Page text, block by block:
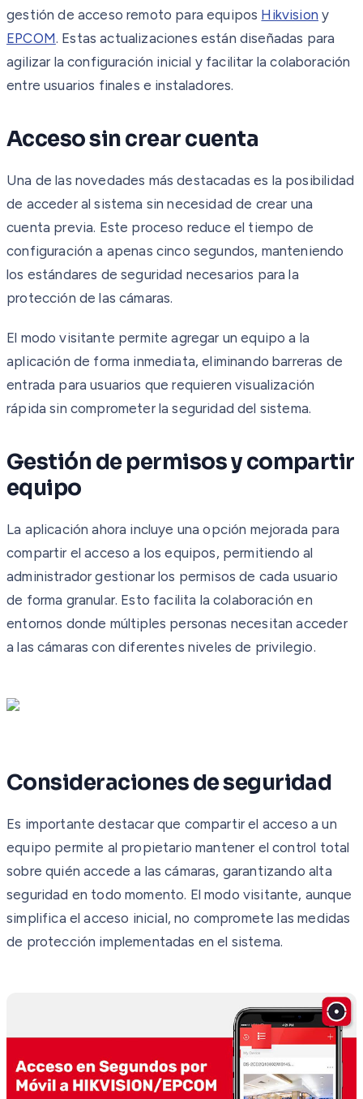
gestión de acceso remoto para equipos Hikvision y
EPCOM. Estas actualizaciones están diseñadas para
agilizar la configuración inicial y facilitar la colaboración
entre usuarios finales e instaladores.
Acceso sin crear cuenta
Una de las novedades más destacadas es la posibilidad
de acceder al sistema sin necesidad de crear una
cuenta previa. Este proceso reduce el tiempo de
configuración a apenas cinco segundos, manteniendo
los estándares de seguridad necesarios para la
protección de las cámaras.
El modo visitante permite agregar un equipo a la
aplicación de forma inmediata, eliminando barreras de
entrada para usuarios que requieren visualización
rápida sin comprometer la seguridad del sistema.
Gestión de permisos y compartir
equipo
La aplicación ahora incluye una opción mejorada para
compartir el acceso a los equipos, permitiendo al
administrador gestionar los permisos de cada usuario
de forma granular. Esto facilita la colaboración en
entornos donde múltiples personas necesitan acceder
a las cámaras con diferentes niveles de privilegio.
Consideraciones de seguridad
Es importante destacar que compartir el acceso a un
equipo permite al propietario mantener el control total
sobre quién accede a las cámaras, garantizando alta
seguridad en todo momento. El modo visitante, aunque
simplifica el acceso inicial, no compromete las medidas
de protección implementadas en el sistema.